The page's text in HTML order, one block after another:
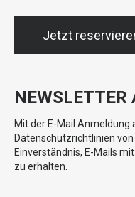
Jetzt
NEWSLETTER
Mit der E-Mail Anmeldung
Datenschutzrichtlinien
Einverständnis, E-Mails
zu erhalten.